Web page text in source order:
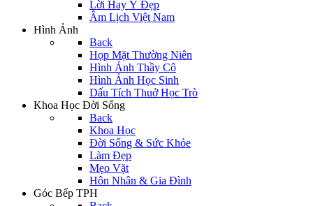
Lời Hay Ý Đẹp
Âm Lịch Việt Nam
Hình Ảnh
Back
Họp Mặt Thường Niên
Hình Ảnh Thầy Cô
Hình Ảnh Học Sinh
Dấu Tích Thuở Học Trò
Khoa Học Đời Sống
Back
Khoa Học
Đời Sống & Sức Khỏe
Làm Đẹp
Mẹo Vặt
Hôn Nhân & Gia Đình
Góc Bếp TPH